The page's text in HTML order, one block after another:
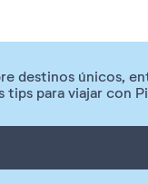
destinos únicos,
tips para viajar con